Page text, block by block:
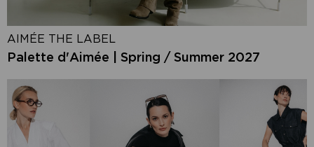
AIMÉE THE LABEL
Palette d'Aimée | Spring / Summer 2027